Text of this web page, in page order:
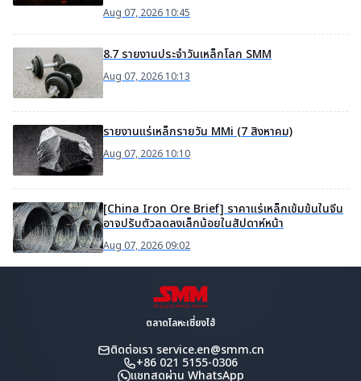
Aug 07, 2026 10:45
8.7 รายงานประจำวันเหล็กโลก SMM
Aug 07, 2026 10:13
รายงานแร่เหล็กรายวัน MMi (7 สิงหาคม)
Aug 07, 2026 10:10
[China Iron Ore Brief] ราคาแร่เหล็กเข้มข้นในจีน
อาจปรับตัวลดลงเล็กน้อยในสัปดาห์หน้า
Aug 07, 2026 09:02
ตลาดโลหะเซี่ยงไฮ้
ติดต่อเรา service.en@smm.cn
+86 021 5155-0306
แชทสดผ่าน WhatsApp